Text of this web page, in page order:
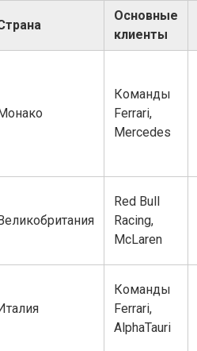
Основные
клиенты
Монако
Команды
Ferrari,
Mercedes
Великобритания
Red Bull
Racing,
McLaren
Италия
Команды
Ferrari,
AlphaTauri